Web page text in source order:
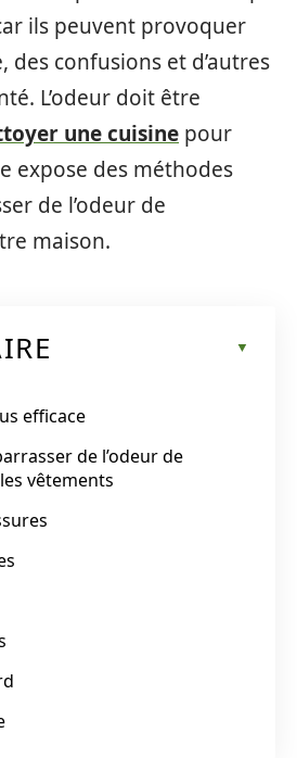
ils peuvent provoquer
des confusions et d’autres
L’odeur doit être
une cuisine pour
expose des méthodes
de l’odeur de
maison.
efficace
de l’odeur de
vêtements